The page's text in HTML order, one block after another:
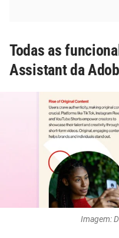
Todas as
Assistant da
Imagem: